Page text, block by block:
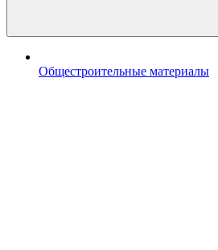
Общестроительные материалы